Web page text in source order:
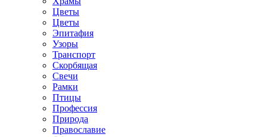
Цветы
Цветы
Эпитафия
Узоры
Транспорт
Скорбящая
Свечи
Рамки
Птицы
Профессия
Природа
Православие